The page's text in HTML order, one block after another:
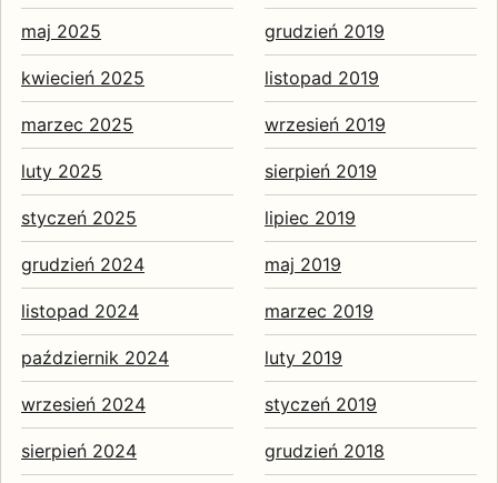
maj 2025
kwiecień 2025
marzec 2025
luty 2025
styczeń 2025
grudzień 2024
listopad 2024
październik 2024
wrzesień 2024
sierpień 2024
grudzień 2019
listopad 2019
wrzesień 2019
sierpień 2019
lipiec 2019
maj 2019
marzec 2019
luty 2019
styczeń 2019
grudzień 2018